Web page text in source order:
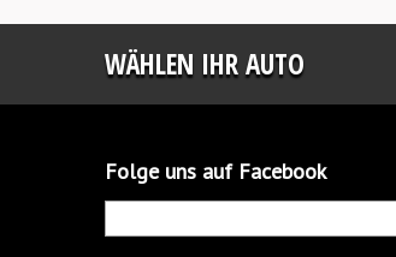
WÄHLEN IHR AUTO
Folge uns auf Facebook